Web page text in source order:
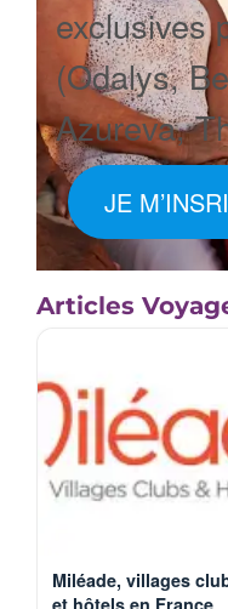
exclusives
(Odalys,
Azureva,
JE
Articles
Miléade, villages